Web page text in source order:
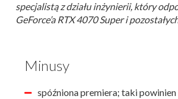
specjalistą z działu inżynierii, który
GeForce’a RTX 4070 Super i
Minusy
spóźniona premiera; taki